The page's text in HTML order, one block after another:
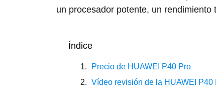
un procesador potente, un rendimiento
Índice
Precio de HUAWEI P40 Pro
Vídeo revisión de la HUAWEI P40